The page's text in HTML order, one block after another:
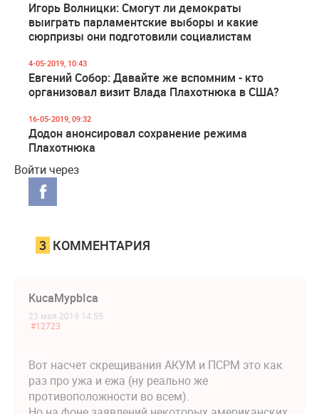
Игорь Волницки: Смогут ли демократы
выиграть парламентские выборы и какие
сюрпризы они подготовили социалистам
4-05-2019, 10:43
Евгений Собор: Давайте же вспомним - кто
организовал визит Влада Плахотнюка в США?
16-05-2019, 09:32
Додон анонсировал сохранение режима
Плахотнюка
Войти через
3 КОММЕНТАРИЯ
KucaMypbIca
23 мая 2019 14:55
#12723
Вот насчет скрещивания АКУМ и ПСРМ это как
раз про ужа и ежа (ну реально же
противоположности во всем).